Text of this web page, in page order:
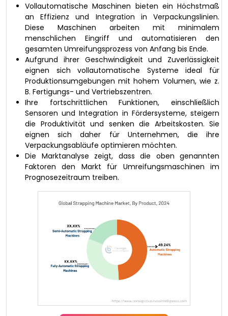
Vollautomatische Maschinen bieten ein Höchstmaß
an Effizienz und Integration in Verpackungslinien.
Diese Maschinen arbeiten mit minimalem
menschlichen Eingriff und automatisieren den
gesamten Umreifungsprozess von Anfang bis Ende.
Aufgrund ihrer Geschwindigkeit und Zuverlässigkeit
eignen sich vollautomatische Systeme ideal für
Produktionsumgebungen mit hohem Volumen, wie z.
B. Fertigungs- und Vertriebszentren.
Ihre fortschrittlichen Funktionen, einschließlich
Sensoren und Integration in Fördersysteme, steigern
die Produktivität und senken die Arbeitskosten. Sie
eignen sich daher für Unternehmen, die ihre
Verpackungsabläufe optimieren möchten.
Die Marktanalyse zeigt, dass die oben genannten
Faktoren den Markt für Umreifungsmaschinen im
Prognosezeitraum treiben.